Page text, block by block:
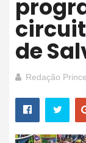
de
Redação